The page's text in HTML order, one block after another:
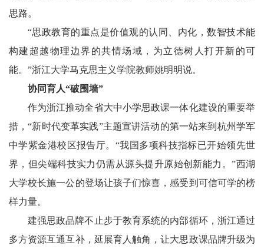
思路。
“思政教育的重点是价值观的认同、内化，数智技术能
构建超越物理边界的共情场域，为立德树人打开新的可
能。”浙江大学马克思主义学院教师姚明明说。
协同育人“破围墙”
作为浙江推动全省大中小学思政课一体化建设的重要举
措，“新时代变革实践”主题宣讲活动的第一站来到杭州学军
中学紫金港校区报告厅。“我国多项科技指标已开始领先世
界，但尖端科技实力仍需从源头提升原始创新能力。”西湖
大学校长施一公的登场让孩子们惊喜，感受到可信可学的榜
样力量。
建强思政品牌不止步于教育系统的内部循环，浙江通过
多方资源互通互补，延展育人触角，让大思政课品牌升级为